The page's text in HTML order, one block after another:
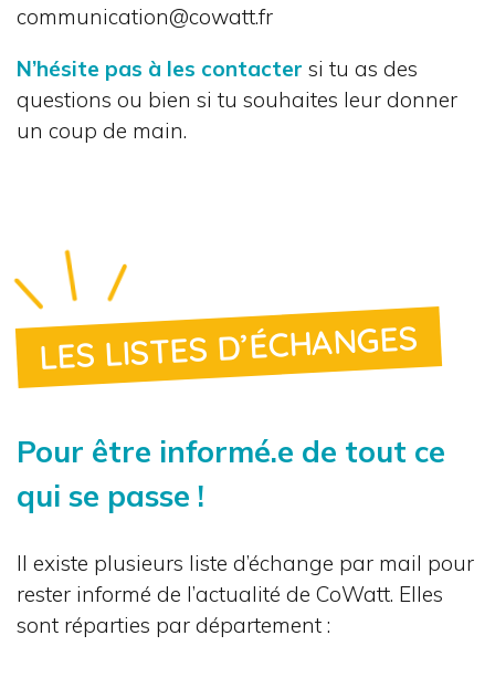
communication@cowatt.fr
N’hésite pas à les contacter si tu as des
questions ou bien si tu souhaites leur donner
un coup de main.
LES LISTES D’ÉCHANGES
Pour être informé.e de tout ce
qui se passe !
Il existe plusieurs liste d’échange par mail pour
rester informé de l’actualité de CoWatt. Elles
sont réparties par département :